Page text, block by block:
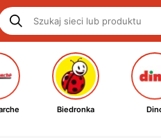
Biedronka